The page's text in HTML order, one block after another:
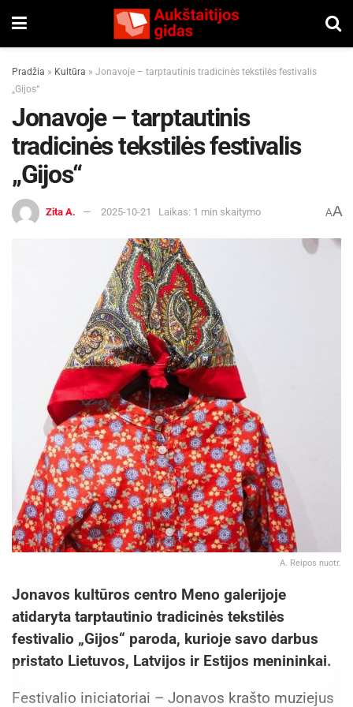
Pradžia » Kultūra » Jonavoje – tarptautinis tradicinės tekstilės festivalis
„Gijos“
Jonavoje – tarptautinis
tradicinės tekstilės festivalis
„Gijos“
Zita A. 2025-10-21 Laikas: 1 min skaitymo AA
A. Reipos nuotr.
Jonavos kultūros centro Meno galerijoje
atidaryta tarptautinio tradicinės tekstilės
festivalio „Gijos“ paroda, kurioje savo darbus
pristato Lietuvos, Latvijos ir Estijos menininkai.
Festivalio iniciatoriai – Jonavos krašto muziejus